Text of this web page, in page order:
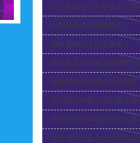
饺子机机器生产解放人们双
大型馒头机的性能特点
如何选购饺子机设备呢？
米粉机是否能够达到理想的
选购酥饼机掌握细节最重要
多功能河粉机采用无极变速
开包子铺的市场前景怎么样
真空油炸设备为生活增添新